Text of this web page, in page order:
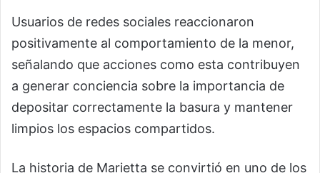
Usuarios de redes sociales reaccionaron
positivamente al comportamiento de la menor,
señalando que acciones como esta contribuyen
a generar conciencia sobre la importancia de
depositar correctamente la basura y mantener
limpios los espacios compartidos.
La historia de Marietta se convirtió en uno de los